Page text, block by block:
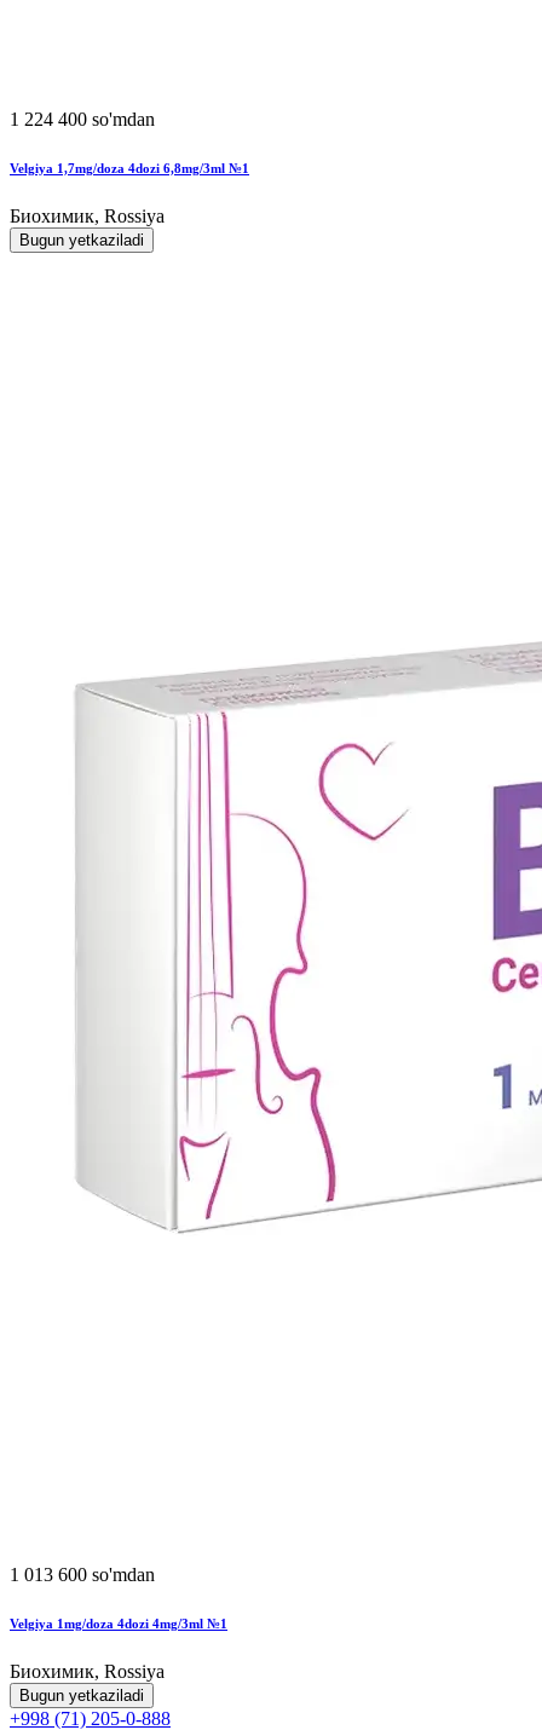
1 224 400 so'mdan
Velgiya 1,7mg/doza 4dozi 6,8mg/3ml №1
Биохимик, Rossiya
Bugun yetkaziladi
1 013 600 so'mdan
Velgiya 1mg/doza 4dozi 4mg/3ml №1
Биохимик, Rossiya
Bugun yetkaziladi
+998 (71) 205-0-888